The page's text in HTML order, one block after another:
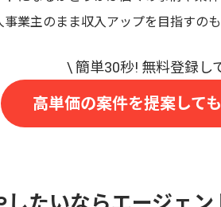
事業主のまま収入アップを目指すの
高単価の案件を提案して